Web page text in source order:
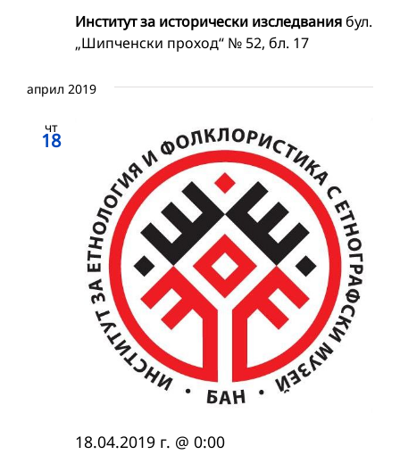
Институт за исторически изследваниябул.
„Шипченски проход“ № 52, бл. 17
април 2019
чт
18
18.04.2019 г. @ 0:00